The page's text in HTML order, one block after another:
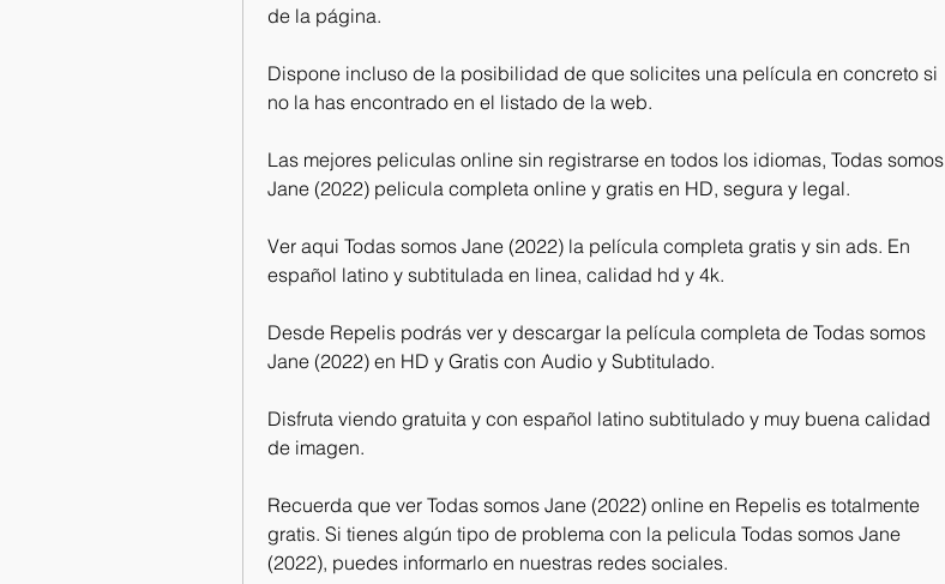
de la página.
Dispone incluso de la posibilidad de que solicites una película en concreto si
no la has encontrado en el listado de la web.
Las mejores peliculas online sin registrarse en todos los idiomas, Todas somos
Jane (2022) pelicula completa online y gratis en HD, segura y legal.
Ver aqui Todas somos Jane (2022) la película completa gratis y sin ads. En
español latino y subtitulada en linea, calidad hd y 4k.
Desde Repelis podrás ver y descargar la película completa de Todas somos
Jane (2022) en HD y Gratis con Audio y Subtitulado.
Disfruta viendo gratuita y con español latino subtitulado y muy buena calidad
de imagen.
Recuerda que ver Todas somos Jane (2022) online en Repelis es totalmente
gratis. Si tienes algún tipo de problema con la pelicula Todas somos Jane
(2022), puedes informarlo en nuestras redes sociales.